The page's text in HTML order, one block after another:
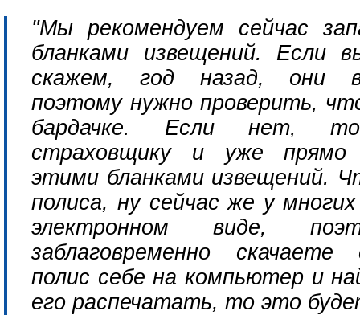
"Мы рекомендуем сейчас
бланками извещений. Если
скажем, год назад, они
поэтому нужно проверить,
бардачке. Если нет,
страховщику и уже прямо
этими бланками извещений.
полиса, ну сейчас же у
электронном виде,
заблаговременно
полис себе на компьютер и
его распечатать, то это